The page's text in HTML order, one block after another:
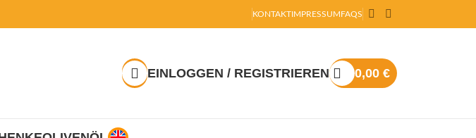
KONTAKTIMPRESSUMFAQS
EINLOGGEN / REGISTRIEREN 0,00 €